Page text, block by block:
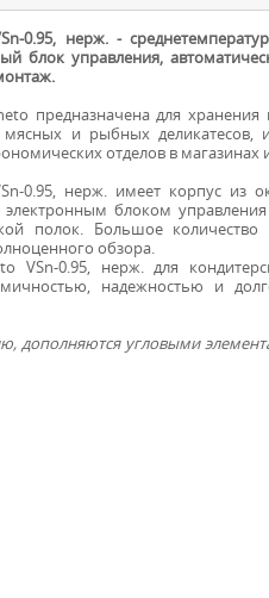
нерж. -
блок управления,
предназначена для хранения
и рыбных деликатесов,
отделов в магазинах
0.95, нерж. имеет корпус из
блоком
полок. Большое
обзора.
0.95, нерж. для
надежностью и
дополняются угловыми